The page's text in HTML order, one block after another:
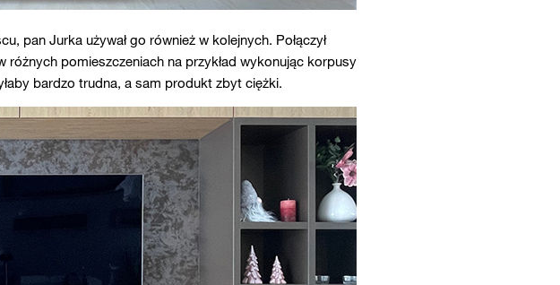
pan Jurka używał go również w kolejnych. Połączył
pomieszczeniach na przykład wykonując korpusy
bardzo trudna, a sam produkt zbyt ciężki.